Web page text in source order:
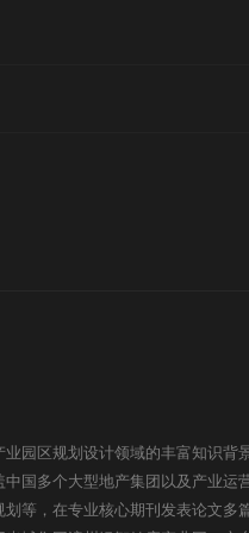
园区规划设计领域的丰富知识背
国多个大型地产集团以及产业运
等，在专业核心期刊发表论文多